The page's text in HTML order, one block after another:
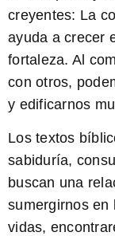
creyentes: La
ayuda a crecer
fortaleza. Al
con otros,
y edificarnos
Los textos
sabiduría,
buscan una
sumergirnos en
vidas,